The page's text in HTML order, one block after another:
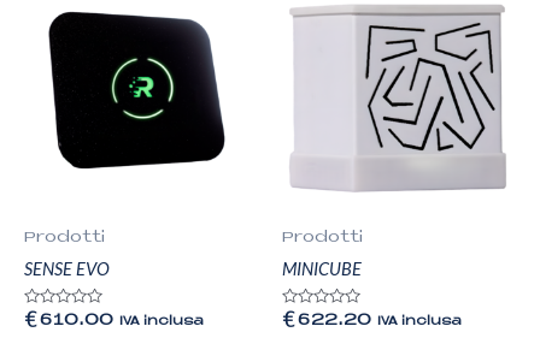
Prodotti
SENSE EVO
Valutato
€610.00 IVA inclusa
Prodotti
MINICUBE
Valutato
€622.20 IVA inclusa